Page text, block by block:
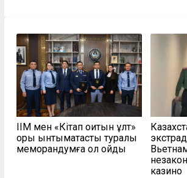
ІІМ мен «Кітап оқитын ұлт»
қоры ынтымақтастық туралы
меморандумға қол қойды
казино